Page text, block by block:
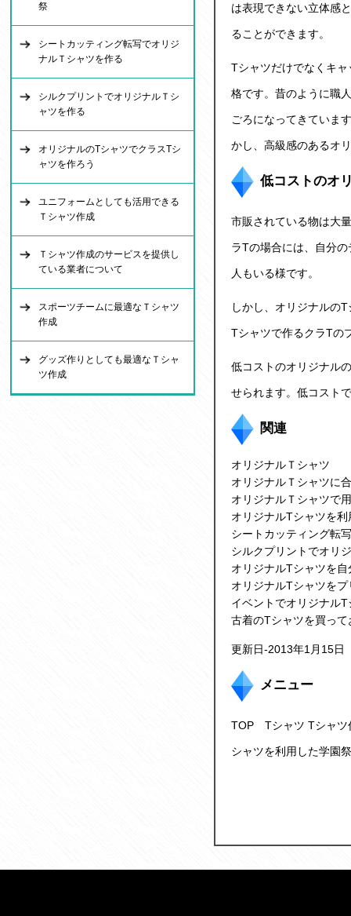
祭
シートカッティング転写でオリジ
ナルＴシャツを作る
シルクプリントでオリジナルＴシ
ャツを作る
オリジナルのTシャツでクラスTシ
ャツを作ろう
ユニフォームとしても活用できる
Ｔシャツ作成
Ｔシャツ作成のサービスを提供し
ている業者について
スポーツチームに最適なＴシャツ
作成
グッズ作りとしても最適なＴシャ
ツ作成
は表現できない立体感
ることができます。
Tシャツだけでなくキ
格です。昔のように職
ごろになってきていま
かし、高級感のあるオ
低コストのオ
市販されている物は大
ラTの場合には、自分
人もいる様です。
しかし、 オリジナルのT
Tシャツで作るクラTの
低コストのオリジナル
せられます。低コスト
関連
オリジナルＴシャツ
オリジナルＴシャツに
オリジナルＴシャツで
オリジナルTシャツを
シートカッティング転
シルクプリントでオリ
オリジナルTシャツを
オリジナルTシャツを
イベントでオリジナル
古着のTシャツを買って
更新日-2013年1月15日
メニュー
TOP Tシャツ Tシャツ
シャツを利用した学園祭